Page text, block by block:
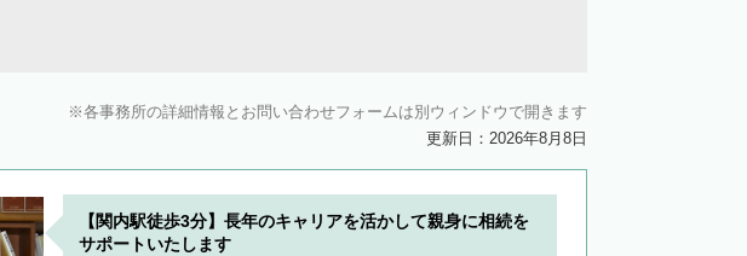
各事務所の詳細情報とお問い合わせフォームは別ウィンドウで開きます
更新日：2026年8月8日
【関内駅徒歩3分】長年のキャリアを活かして親身に相続を
サポートいたします